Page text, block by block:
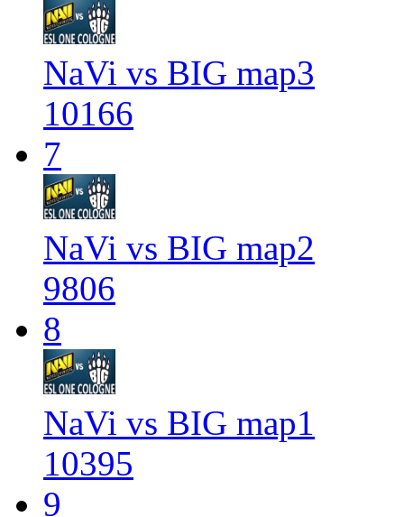
NaVi vs BIG map3
10166
7
NaVi vs BIG map2
9806
8
NaVi vs BIG map1
10395
9